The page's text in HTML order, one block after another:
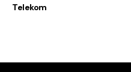
Telekom